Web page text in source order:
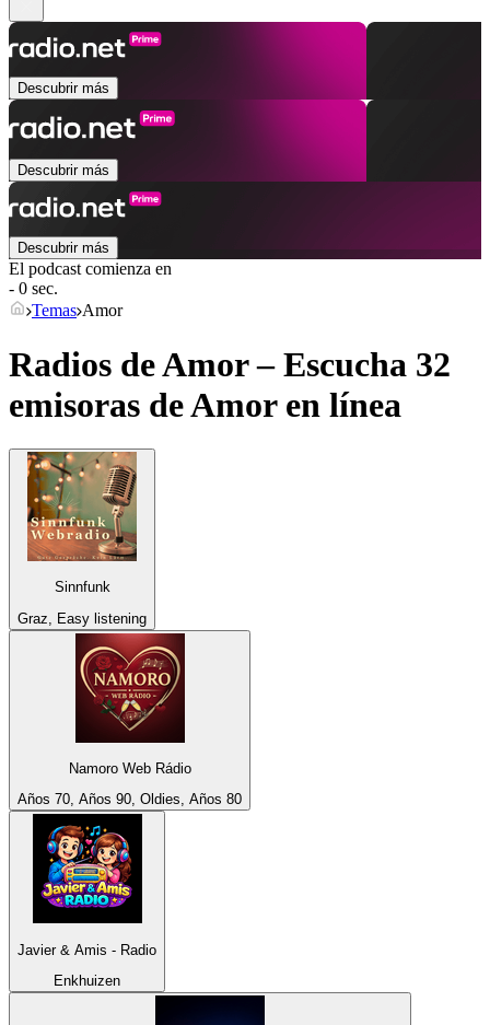
Descubrir más
Descubrir más
Descubrir más
El podcast comienza en
- 0 sec.
Temas Amor
Radios de Amor – Escucha 32
emisoras deAmoren línea
Sinnfunk
Graz, Easy listening
Namoro Web Rádio
Años 70, Años 90, Oldies, Años 80
Javier & Amis - Radio
Enkhuizen